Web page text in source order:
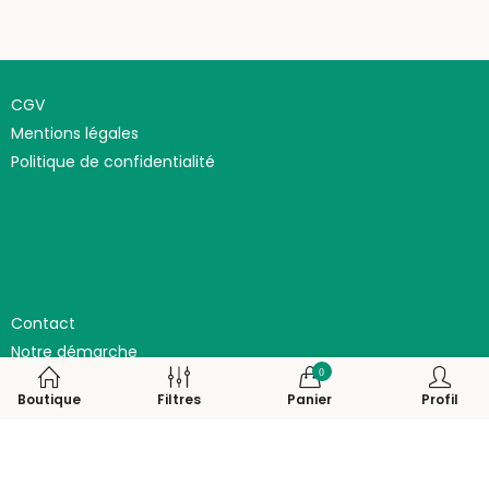
CGV
Mentions légales
Politique de confidentialité
Contact
Notre démarche
Les producteur.ice.s
Boutique Filtres
0
Panier Profil